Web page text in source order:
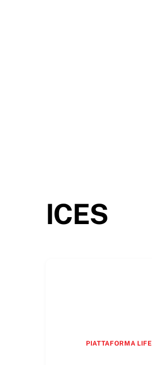
ICES
PIATTAFORMA LIFE